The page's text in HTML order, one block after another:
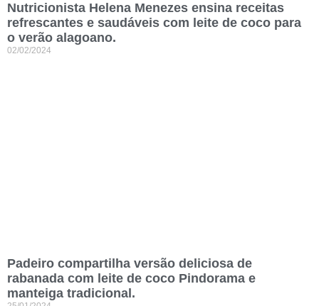
Nutricionista Helena Menezes ensina receitas
refrescantes e saudáveis com leite de coco para
o verão alagoano.
02/02/2024
Padeiro compartilha versão deliciosa de
rabanada com leite de coco Pindorama e
manteiga tradicional.